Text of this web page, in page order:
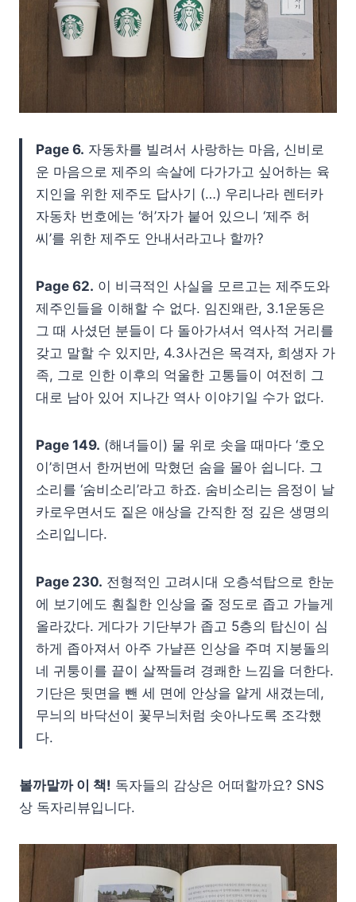
Page 6. 자동차를 빌려서 사랑하는 마음, 신비로
운 마음으로 제주의 속살에 다가가고 싶어하는 육
지인을 위한 제주도 답사기 (…) 우리나라 렌터카
자동차 번호에는 ‘허’자가 붙어 있으니 ‘제주 허
씨’를 위한 제주도 안내서라고나 할까?
Page 62. 이 비극적인 사실을 모르고는 제주도와
제주인들을 이해할 수 없다. 임진왜란, 3.1운동은
그 때 사셨던 분들이 다 돌아가셔서 역사적 거리를
갖고 말할 수 있지만, 4.3사건은 목격자, 희생자 가
족, 그로 인한 이후의 억울한 고통들이 여전히 그
대로 남아 있어 지나간 역사 이야기일 수가 없다.
Page 149. (해녀들이) 물 위로 솟을 때마다 ‘호오
이’히면서 한꺼번에 막혔던 숨을 몰아 쉽니다. 그
소리를 ‘숨비소리’라고 하죠. 숨비소리는 음정이 날
카로우면서도 짙은 애상을 간직한 정 깊은 생명의
소리입니다.
Page 230. 전형적인 고려시대 오층석탑으로 한눈
에 보기에도 훤칠한 인상을 줄 정도로 좁고 가늘게
올라갔다. 게다가 기단부가 좁고 5층의 탑신이 심
하게 좁아져서 아주 가냘픈 인상을 주며 지붕돌의
네 귀퉁이를 끝이 살짝들려 경쾌한 느낌을 더한다.
기단은 뒷면을 뺀 세 면에 안상을 얕게 새겼는데,
무늬의 바닥선이 꽃무늬처럼 솟아나도록 조각했
다.
볼까말까 이 책! 독자들의 감상은 어떠할까요? SNS
상 독자리뷰입니다.